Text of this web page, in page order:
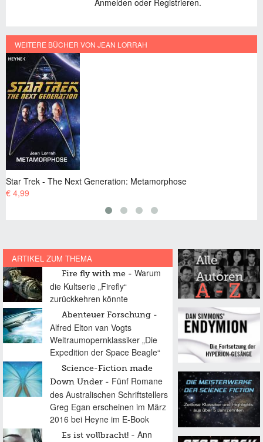
Anmelden oder Registrieren.
WEITERE BÜCHER VON JEAN LORRAH
Metamorphose
Star Trek - The Next
ARTIKEL ZUM THEMA
Fire fly with me
Warum
die Kultserie „Firefly“
zurückkehren könnte
Abenteuer Forschung
Alfred Elton van Vogts
Weltraumopernklassiker „Die
Expedition der Space Beagle“
Science-Fiction made
Down Under
Fünf Romane
des Australischen Schriftstellers
Greg Egan erscheinen im März
2016 bei Heyne im E-Book
Es ist vollbracht!
Ann